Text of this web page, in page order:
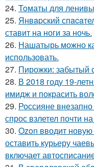
24. Toматы для
25. Янвapский
ставит на ноги за ночь.
26. Нашатырь можно
использовать.
27. Пирожки: забытый
28. В 2018 году 19-
имидж и покрасить
29. Россияне
спрос взлетел почти
30. Ozon вводит
оставить курьеру
включает